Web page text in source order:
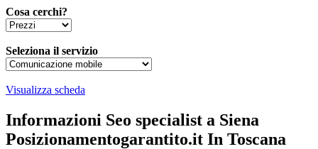
Cosa cerchi?
Seleziona il servizio
Visualizza scheda
Informazioni Seo specialist a Siena
Posizionamentogarantito.it In Toscana